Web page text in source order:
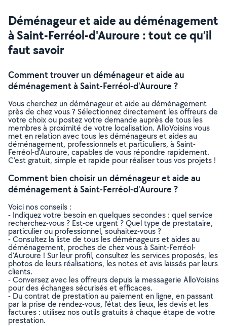
Déménageur et aide au déménagement
à Saint-Ferréol-d'Auroure : tout ce qu’il
faut savoir
Comment trouver un déménageur et aide au
déménagement à Saint-Ferréol-d'Auroure ?
Vous cherchez un déménageur et aide au déménagement
près de chez vous ? Sélectionnez directement les offreurs de
votre choix ou postez votre demande auprès de tous les
membres à proximité de votre localisation. AlloVoisins vous
met en relation avec tous les déménageurs et aides au
déménagement, professionnels et particuliers, à Saint-
Ferréol-d'Auroure, capables de vous répondre rapidement.
C’est gratuit, simple et rapide pour réaliser tous vos projets !
Comment bien choisir un déménageur et aide au
déménagement à Saint-Ferréol-d'Auroure ?
Voici nos conseils :
- Indiquez votre besoin en quelques secondes : quel service
recherchez-vous ? Est-ce urgent ? Quel type de prestataire,
particulier ou professionnel, souhaitez-vous ?
- Consultez la liste de tous les déménageurs et aides au
déménagement, proches de chez vous à Saint-Ferréol-
d'Auroure ! Sur leur profil, consultez les services proposés, les
photos de leurs réalisations, les notes et avis laissés par leurs
clients.
- Conversez avec les offreurs depuis la messagerie AlloVoisins
pour des échanges sécurisés et efficaces.
- Du contrat de prestation au paiement en ligne, en passant
par la prise de rendez-vous, l’état des lieux, les devis et les
factures : utilisez nos outils gratuits à chaque étape de votre
prestation.